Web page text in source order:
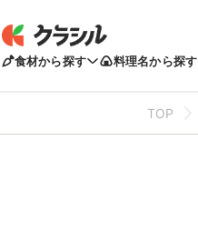
食材から探す 料理名から探す
TOP